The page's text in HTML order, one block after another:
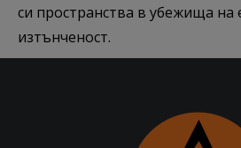
си пространства в убежища на
изтънченост.